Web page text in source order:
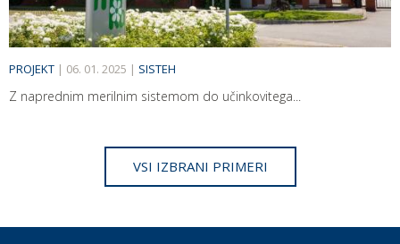
PROJEKT | 06. 01. 2025 | SISTEH
Z naprednim merilnim sistemom do učinkovitega...
VSI IZBRANI PRIMERI